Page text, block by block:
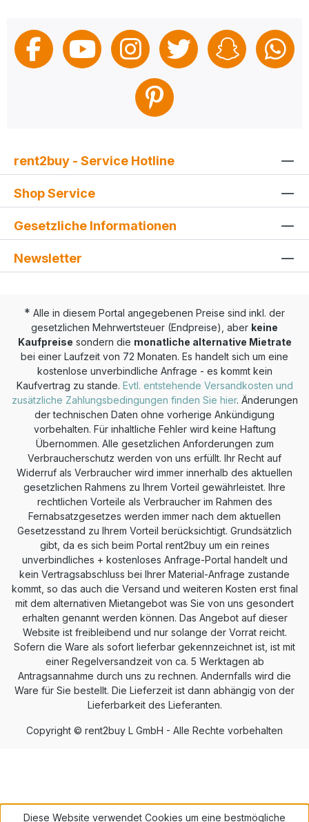
rent2buy - Service Hotline
Shop Service
Gesetzliche Informationen
Newsletter
* Alle in diesem Portal angegebenen Preise sind inkl. der
gesetzlichen Mehrwertsteuer (Endpreise), aber keine
Kaufpreise sondern die monatliche alternative Mietrate
bei einer Laufzeit von 72 Monaten. Es handelt sich um eine
kostenlose unverbindliche Anfrage - es kommt kein
Kaufvertrag zu stande. Evtl. entstehende Versandkosten und
zusätzliche Zahlungsbedingungen finden Sie hier. Änderungen
der technischen Daten ohne vorherige Ankündigung
vorbehalten. Für inhaltliche Fehler wird keine Haftung
Übernommen. Alle gesetzlichen Anforderungen zum
Verbraucherschutz werden von uns erfüllt. Ihr Recht auf
Widerruf als Verbraucher wird immer innerhalb des aktuellen
gesetzlichen Rahmens zu Ihrem Vorteil gewährleistet. Ihre
rechtlichen Vorteile als Verbraucher im Rahmen des
Fernabsatzgesetzes werden immer nach dem aktuellen
Gesetzesstand zu Ihrem Vorteil berücksichtigt. Grundsätzlich
gibt, da es sich beim Portal rent2buy um ein reines
unverbindliches + kostenloses Anfrage-Portal handelt und
kein Vertragsabschluss bei Ihrer Material-Anfrage zustande
kommt, so das auch die Versand und weiteren Kosten erst final
mit dem alternativen Mietangebot was Sie von uns gesondert
erhalten genannt werden können. Das Angebot auf dieser
Website ist freibleibend und nur solange der Vorrat reicht.
Sofern die Ware als sofort lieferbar gekennzeichnet ist, ist mit
einer Regelversandzeit von ca. 5 Werktagen ab
Antragsannahme durch uns zu rechnen. Andernfalls wird die
Ware für Sie bestellt. Die Lieferzeit ist dann abhängig von der
Lieferbarkeit des Lieferanten.
Copyright © rent2buy L GmbH - Alle Rechte vorbehalten
Diese Website verwendet Cookies um eine bestmögliche